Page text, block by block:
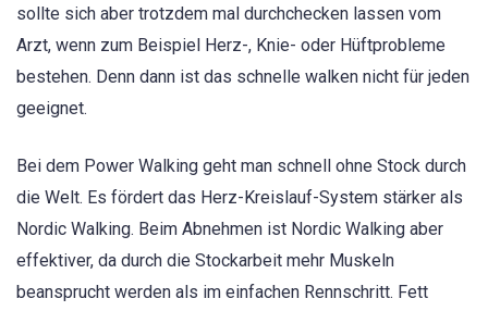
sollte sich aber trotzdem mal durchchecken lassen vom
Arzt, wenn zum Beispiel Herz-, Knie- oder Hüftprobleme
bestehen. Denn dann ist das schnelle walken nicht für jeden
geeignet.
Bei dem Power Walking geht man schnell ohne Stock durch
die Welt. Es fördert das Herz-Kreislauf-System stärker als
Nordic Walking. Beim Abnehmen ist Nordic Walking aber
effektiver, da durch die Stockarbeit mehr Muskeln
beansprucht werden als im einfachen Rennschritt. Fett